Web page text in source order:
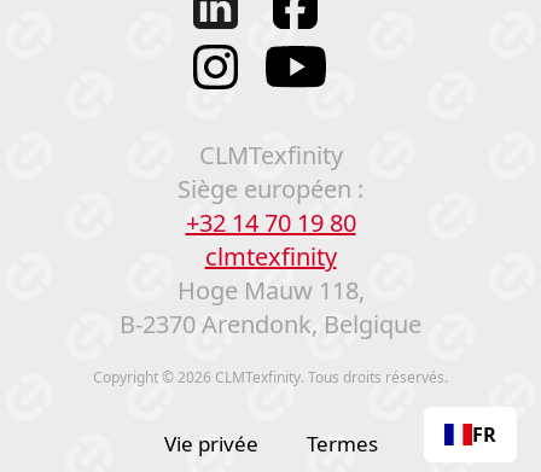
CLMTexfinity
Siège européen :
+32 14 70 19 80
clmtexfinity
Hoge Mauw 118,
B-2370 Arendonk, Belgique
Copyright © 2026 CLMTexfinity. Tous droits réservés.
Vie privée Termes FR